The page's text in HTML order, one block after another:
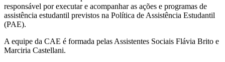
responsável por executar e acompanhar as ações e programas de
assistência estudantil previstos na Política de Assistência Estudantil
(PAE).
A equipe da CAE é formada pelas Assistentes Sociais Flávia Brito e
Marciria Castellani.